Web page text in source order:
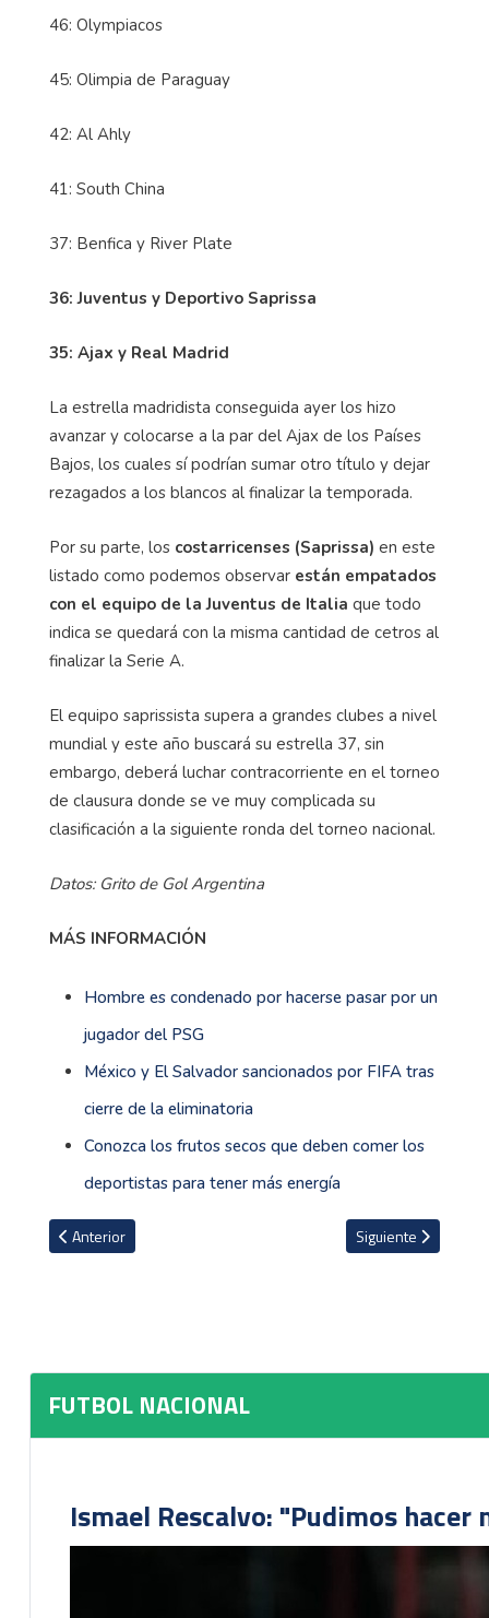
46: Olympiacos
45: Olimpia de Paraguay
42: Al Ahly
41: South China
37: Benfica y River Plate
36: Juventus y Deportivo Saprissa
35: Ajax y Real Madrid
La estrella madridista conseguida ayer los hizo
avanzar y colocarse a la par del Ajax de los Países
Bajos, los cuales sí podrían sumar otro título y dejar
rezagados a los blancos al finalizar la temporada.
Por su parte, los costarricenses (Saprissa) en este
listado como podemos observar están empatados
con el equipo de la Juventus de Italia que todo
indica se quedará con la misma cantidad de cetros al
finalizar la Serie A.
El equipo saprissista supera a grandes clubes a nivel
mundial y este año buscará su estrella 37, sin
embargo, deberá luchar contracorriente en el torneo
de clausura donde se ve muy complicada su
clasificación a la siguiente ronda del torneo nacional.
Datos: Grito de Gol Argentina
MÁS INFORMACIÓN
Hombre es condenado por hacerse pasar por un
jugador del PSG
México y El Salvador sancionados por FIFA tras
cierre de la eliminatoria
Conozca los frutos secos que deben comer los
deportistas para tener más energía
Artículo anterior: VIDEO: Saprissa da a conocer avances de su
Anterior Artículo siguiente:
Siguiente
FUTBOL NACIONAL
Ismael Rescalvo: "Pudimos